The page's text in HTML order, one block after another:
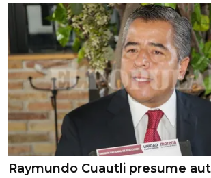
Raymundo Cuautli presume